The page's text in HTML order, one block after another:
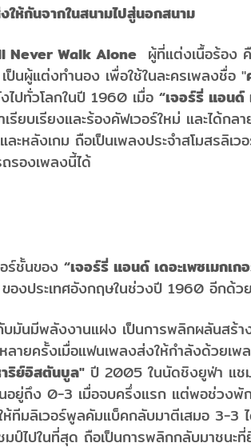
ให้กันจากในสนามไปสู่นอกสนาม
Never Walk Alone ผู้ที่แต่งเนื้อร้อง
เป็นผู้แต่งทำนอง เพื่อใช้ในละครเพลงชื่อ "
ปทั่วโลกในปี 1960 เมื่อ “เจอร์รี่ แอนด์
ยบเรียงและร้องคัฟเวอร์ใหม่ และได้กล
หลังเกม ถือเป็นเพลงประจำสโมสรลิเว
รองเพลงนี้ได้
ร์ชั้นของ “เจอร์รี่ แอนด์ เดอะเพซเมกเก
งประเทศอังกฤษในช่วงปี 1960 อีกด้ว
บมันมีพลังงานแฝง เป็นการพลิกผลันสร้า
ลายครั้งเมื่อแฟนเพลงส่งให้กำลังด้วยเ
ริย์อิสตันบูล" ปี 2005 ในนัดชิงยูฟ่า แช
อยู่ถึง 0-3 เมื่อจบครึ่งแรก แต่พอช่วงพั
ทีมลิเวอร์พูลคัมแบ็คกลับมาตีเสมอ 3-3 ไ
มป์ไปในที่สุด ถือเป็นการพลิกกลับมาชนะ